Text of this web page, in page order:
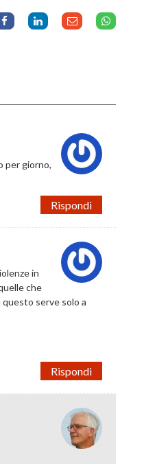
per giorno,
Rispondi
in
che
serve solo a
Rispondi